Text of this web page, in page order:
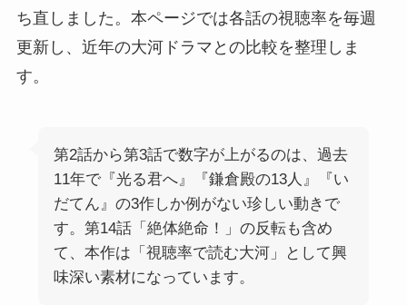
ち直しました。本ページでは各話の視聴率を毎週
更新し、近年の大河ドラマとの比較を整理しま
す。
第2話から第3話で数字が上がるのは、過去
11年で『光る君へ』『鎌倉殿の13人』『い
だてん』の3作しか例がない珍しい動きで
す。第14話「絶体絶命！」の反転も含め
て、本作は「視聴率で読む大河」として興
味深い素材になっています。